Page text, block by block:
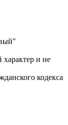
и не
кодекса